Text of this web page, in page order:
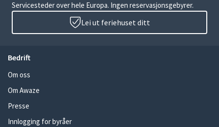
Servicesteder over hele Europa. Ingen reservasjonsgebyrer.
Lei ut feriehuset ditt
Bedrift
Om oss
Om Awaze
Presse
Innlogging for byråer